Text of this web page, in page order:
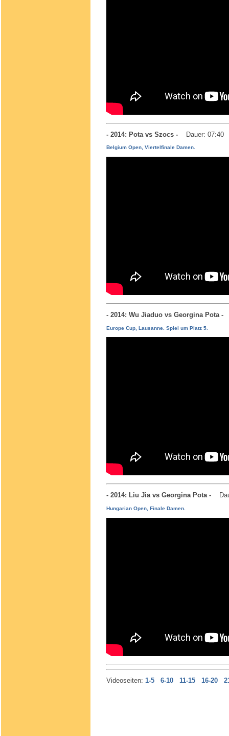
- 2014: Pota vs Szocs - Dauer: 07:40
Belgium Open, Viertelfinale Damen.
- 2014: Wu Jiaduo vs Georgina Pota
Europe Cup, Lausanne. Spiel um Platz 5.
- 2014: Liu Jia vs Georgina Pota -
Hungarian Open, Finale Damen.
Videoseiten: 1-5 6-10 11-15 16-20